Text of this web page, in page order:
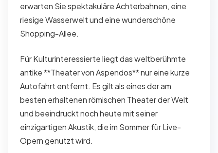
erwarten Sie spektakuläre Achterbahnen, eine
riesige Wasserwelt und eine wunderschöne
Shopping-Allee.
Für Kulturinteressierte liegt das weltberühmte
antike **Theater von Aspendos** nur eine kurze
Autofahrt entfernt. Es gilt als eines der am
besten erhaltenen römischen Theater der Welt
und beeindruckt noch heute mit seiner
einzigartigen Akustik, die im Sommer für Live-
Opern genutzt wird.